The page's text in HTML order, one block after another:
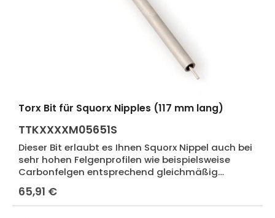
Torx Bit für Squorx Nipples (117 mm lang)
TTKXXXXM05651S
Dieser Bit erlaubt es Ihnen Squorx Nippel auch bei
sehr hohen Felgenprofilen wie beispielsweise
Carbonfelgen entsprechend gleichmäßig
vorzuspannen. Der Dorn ist einfach per Inbus
verstellbar, damit sich der Grad der
Vorspannung entsprechend anpassen lässt
Regulärer Preis:
65,91 €